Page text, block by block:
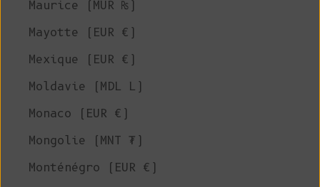
Maurice (MUR ₨)
Mayotte (EUR €)
Mexique (EUR €)
Moldavie (MDL L)
Monaco (EUR €)
Mongolie (MNT ₮)
Monténégro (EUR €)